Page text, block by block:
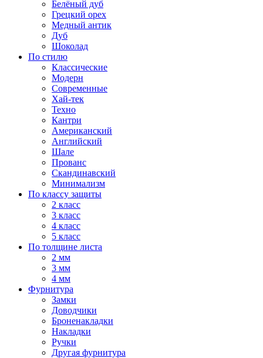
Белёный дуб
Грецкий орех
Медный антик
Дуб
Шоколад
По стилю
Классические
Модерн
Современные
Хай-тек
Техно
Кантри
Американский
Английский
Шале
Прованс
Скандинавский
Минимализм
По классу защиты
2 класс
3 класс
4 класс
5 класс
По толщине листа
2 мм
3 мм
4 мм
Фурнитура
Замки
Доводчики
Броненакладки
Накладки
Ручки
Другая фурнитура